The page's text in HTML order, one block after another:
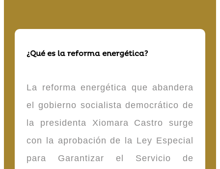
¿Qué es la reforma energética?
La reforma energética que abandera
el gobierno socialista democrático de
la presidenta Xiomara Castro surge
con la aprobación de la Ley Especial
para Garantizar el Servicio de